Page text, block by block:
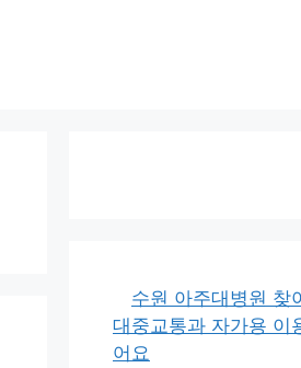
수원 아주대병원 찾
대중교통과 자가용 이
어요